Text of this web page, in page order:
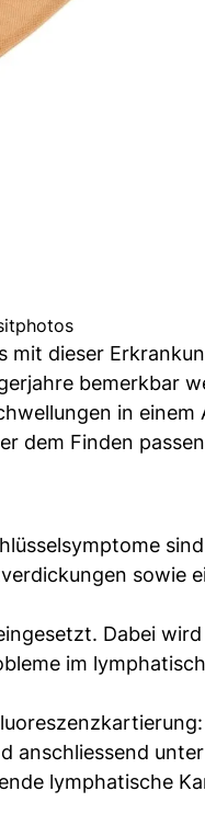
mit dieser
bemerkbar
in einem
dem Finden
sowie
Dabei wird
im
anschliessend unter
lymphatische